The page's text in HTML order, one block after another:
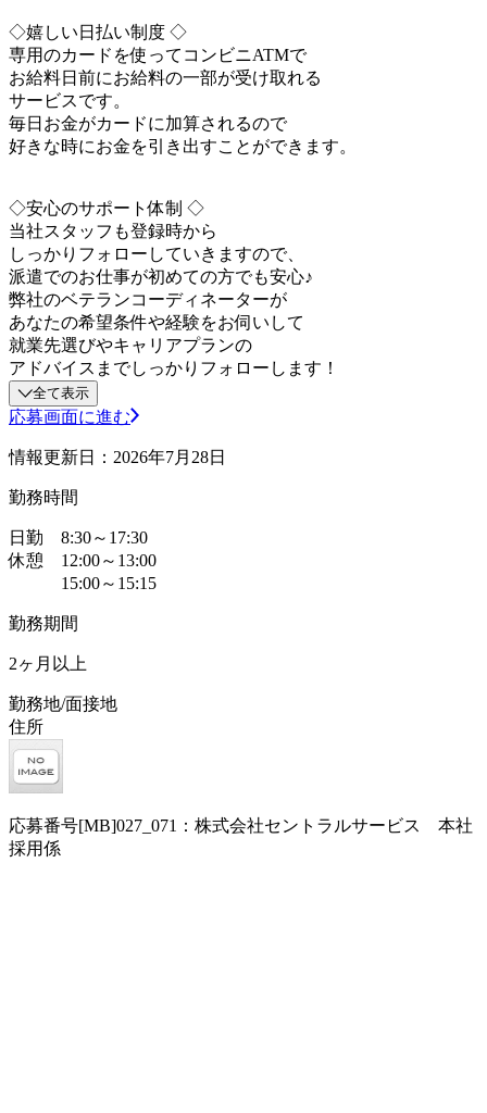
◇嬉しい日払い制度 ◇
専用のカードを使ってコンビニATMで
お給料日前にお給料の一部が受け取れる
サービスです。
毎日お金がカードに加算されるので
好きな時にお金を引き出すことができます。
◇安心のサポート体制 ◇
当社スタッフも登録時から
しっかりフォローしていきますので、
派遣でのお仕事が初めての方でも安心♪
弊社のベテランコーディネーターが
あなたの希望条件や経験をお伺いして
就業先選びやキャリアプランの
アドバイスまでしっかりフォローします！
全て表示
応募画面に進む
情報更新日：2026年7月28日
勤務時間
日勤 8:30～17:30
休憩 12:00～13:00
15:00～15:15
勤務期間
2ヶ月以上
勤務地/面接地
住所
応募番号[MB]027_071：株式会社セントラルサービス 本社
採用係